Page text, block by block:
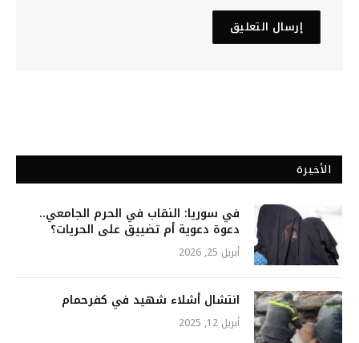
الأخيرة
في سوريا: النقاب في الحرم الجامعي..
دعوة دعوية أم تضييق على الحريات؟
أبريل 25, 2026
انتشال أشلاء شهيد في كفرحمام
أبريل 12, 2025